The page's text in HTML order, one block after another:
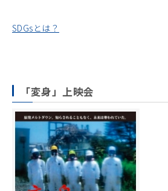
SDGsとは？
「変身 」上映会